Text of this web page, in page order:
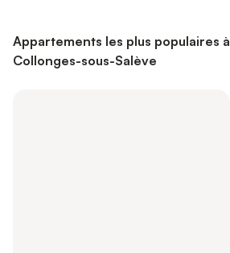
Appartements les plus populaires à
Collonges-sous-Salève